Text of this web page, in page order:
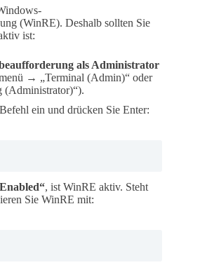
(WinRE). Deshalb sollten Sie
ist:
als Administrator
→ „Terminal (Admin)“ oder
(Administrator)“).
ein und drücken Sie Enter:
, ist WinRE aktiv. Steht
Sie WinRE mit: